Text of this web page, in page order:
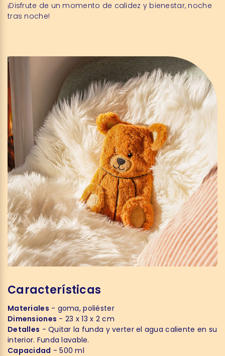
¡Disfrute de un momento de calidez y bienestar, noche
tras noche!
Características
Materiales - goma, poliéster
Dimensiones - 23 x 13 x 2 cm
Detalles - Quitar la funda y verter el agua caliente en su
interior. Funda lavable.
Capacidad - 500 ml